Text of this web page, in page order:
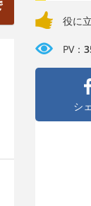
役に
PV：
シ